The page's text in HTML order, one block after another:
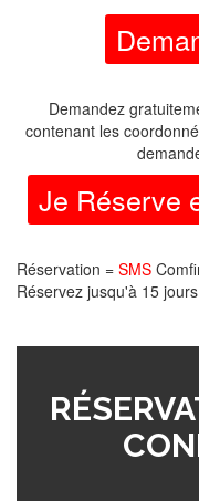
Demandez
contenant les
Je Réserve
Réservation = SMS
Réservez jusqu'à 15